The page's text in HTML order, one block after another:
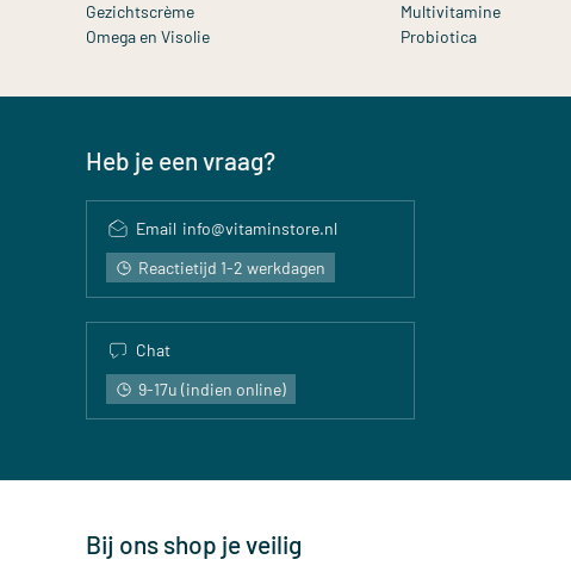
Gezichtscrème
Multivitamine
Omega en Visolie
Probiotica
Heb je een vraag?
Email info@vitaminstore.nl
Reactietijd 1-2 werkdagen
Chat
9-17u (indien online)
Bij ons shop je veilig